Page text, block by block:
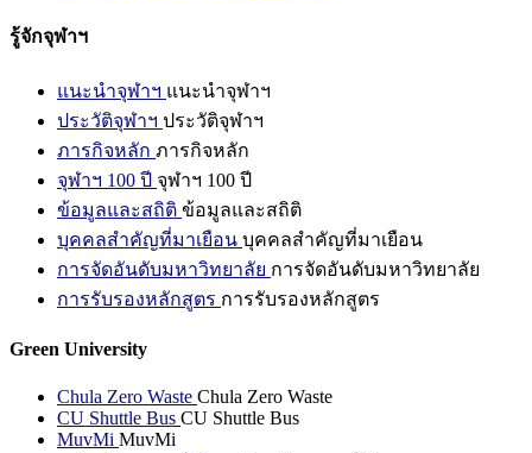
รู้จักจุฬาฯ
แนะนำจุฬาฯ แนะนำจุฬาฯ
ประวัติจุฬาฯ ประวัติจุฬาฯ
ภารกิจหลัก ภารกิจหลัก
จุฬาฯ 100 ปี จุฬาฯ 100 ปี
ข้อมูลและสถิติ ข้อมูลและสถิติ
บุคคลสำคัญที่มาเยือน บุคคลสำคัญที่มาเยือน
การจัดอันดับมหาวิทยาลัย การจัดอันดับมหาวิทยาลัย
การรับรองหลักสูตร การรับรองหลักสูตร
Green University
Chula Zero Waste Chula Zero Waste
CU Shuttle Bus CU Shuttle Bus
MuvMi MuvMi